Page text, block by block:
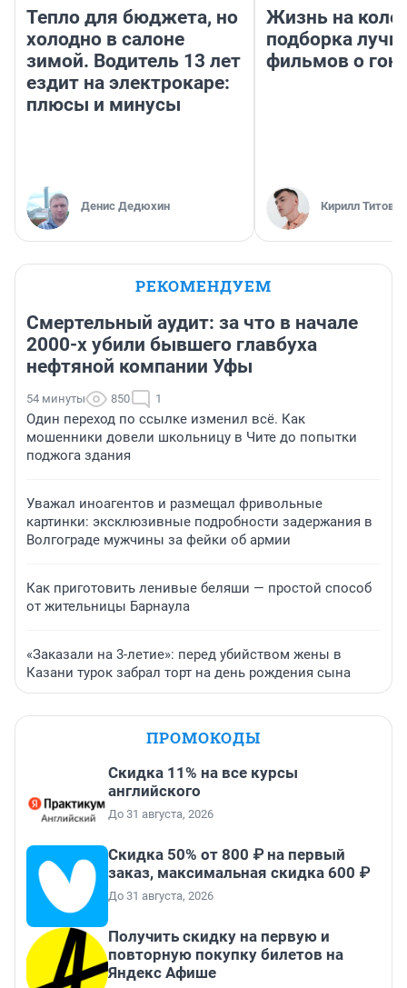
Тепло для бюджета, но
холодно в салоне
зимой. Водитель 13 лет
ездит на электрокаре:
плюсы и минусы
Денис Дедюхин
Жизнь на
подборка
фильмов о
Кирилл Титов
РЕКОМЕНДУЕМ
Смертельный аудит: за что в начале
2000-х убили бывшего главбуха
нефтяной компании Уфы
54 минуты 850 1
Один переход по ссылке изменил всё. Как
мошенники довели школьницу в Чите до попытки
поджога здания
Уважал иноагентов и размещал фривольные
картинки: эксклюзивные подробности задержания в
Волгограде мужчины за фейки об армии
Как приготовить ленивые беляши — простой способ
от жительницы Барнаула
«Заказали на 3-летие»: перед убийством жены в
Казани турок забрал торт на день рождения сына
ПРОМОКОДЫ
Скидка 11% на все курсы
английского
До 31 августа, 2026
Скидка 50% от 800 ₽ на первый
заказ, максимальная скидка 600 ₽
До 31 августа, 2026
Получить скидку на первую и
повторную покупку билетов на
Яндекс Афише